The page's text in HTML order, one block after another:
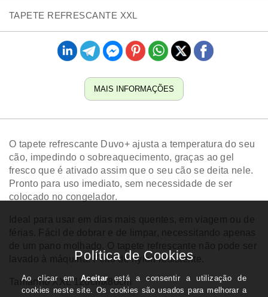
TAPETE REFRESCANTE XXL
MAIS INFORMAÇÕES
O tapete refrescante Duvo+ ajusta a temperatura do seu
cão, impedindo o sobreaquecimento, graças ao gel
fresco que é ativado assim que o seu cão se deita nele.
Pronto para uso imediato, sem necessidade de ser
colocado no congelador.
lavado à máquina. Feito de nylon resistente.
Tamanho XXL 120cmx80cm